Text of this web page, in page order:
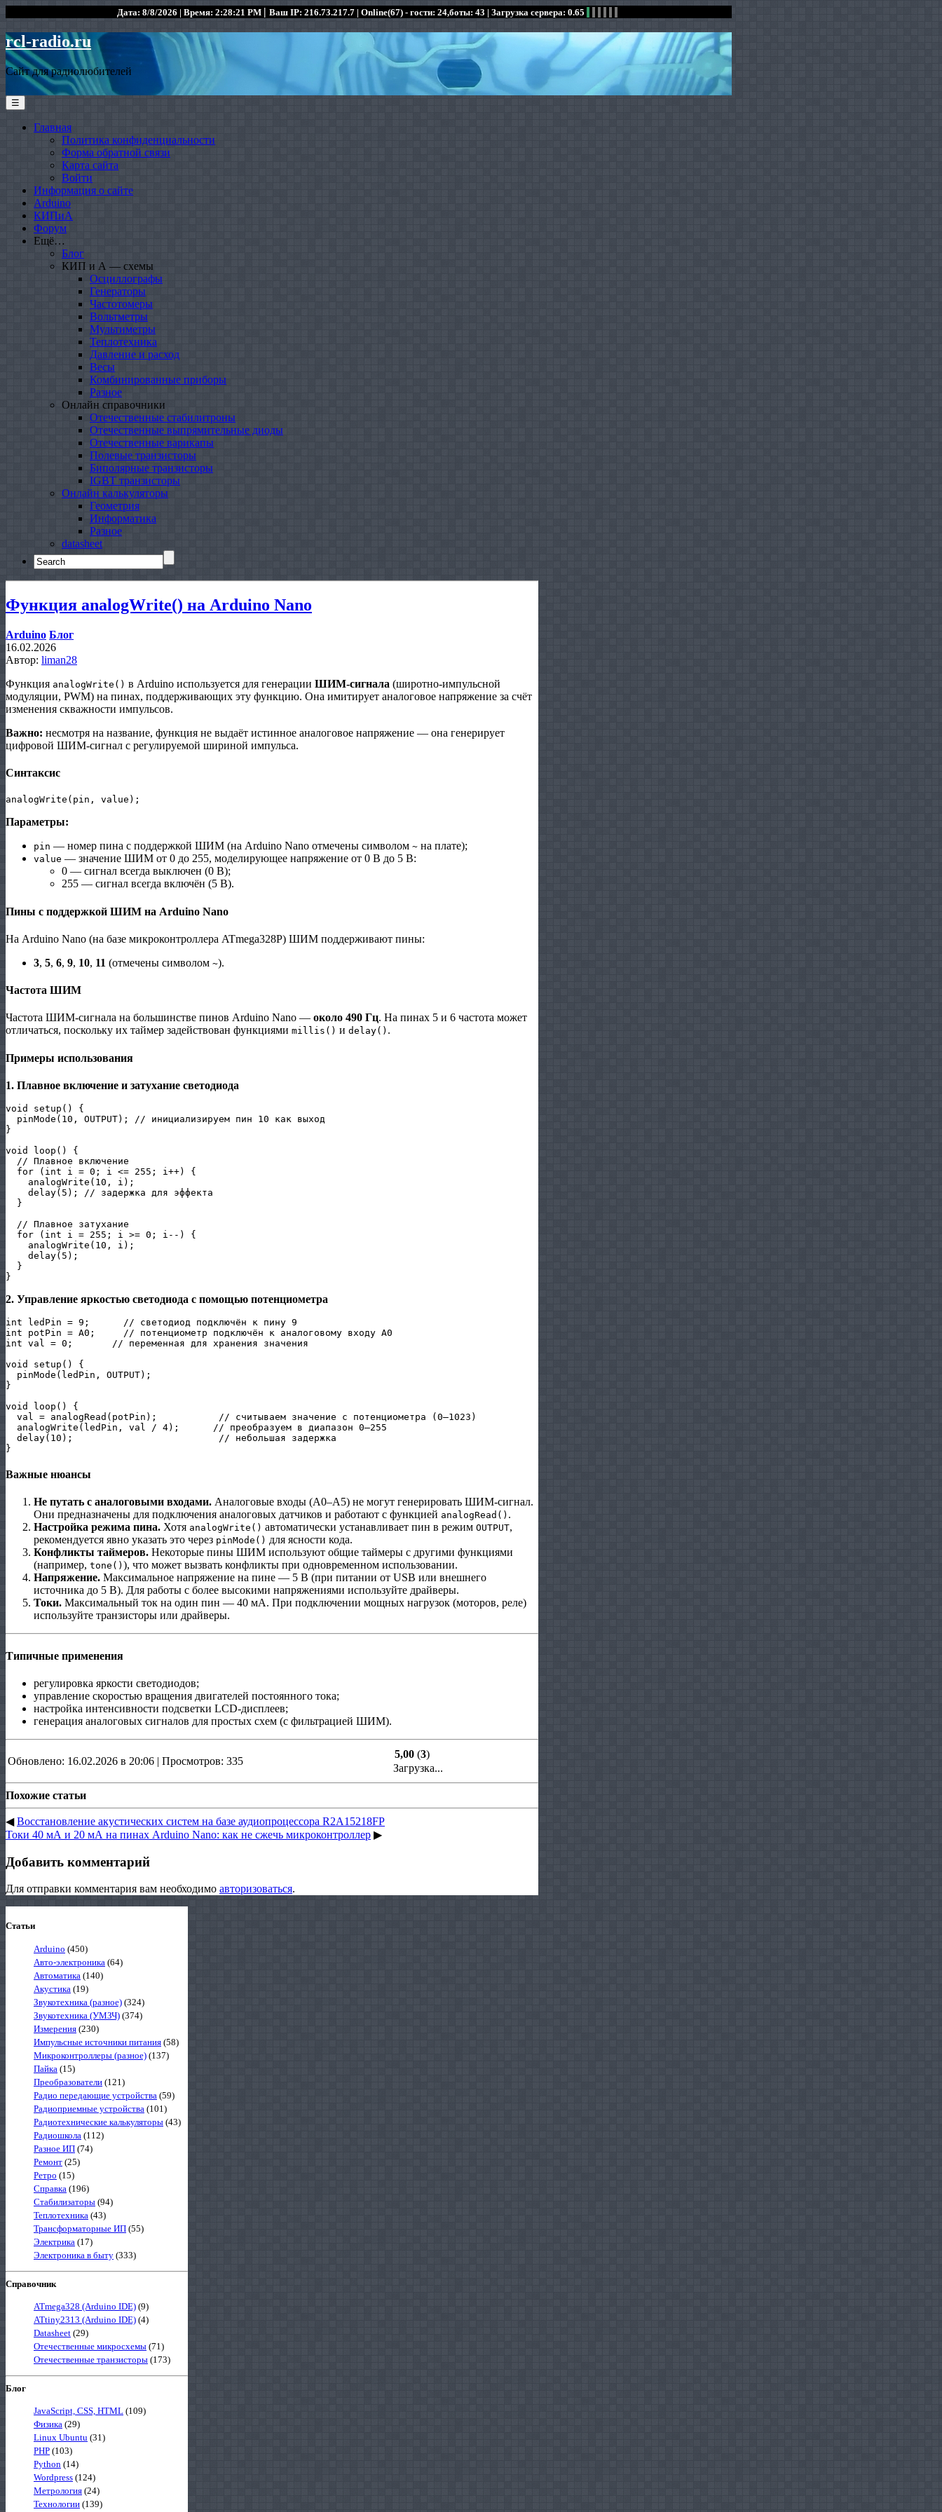
Дата: 8/8/2026 | Время: 2:28:21 PM | Ваш IP: 216.73.217.7 | Online(67) - гости: 24,боты: 43 | Загрузка сервера: 0.65
rcl-radio.ru
Сайт для радиолюбителей
☰
Главная
Политика конфиденциальности
Форма обратной связи
Карта сайта
Войти
Информация о сайте
Arduino
КИПиА
Форум
Ещё…
Блог
КИП и А — схемы
Осциллографы
Генераторы
Частотомеры
Вольтметры
Мультиметры
Теплотехника
Давление и расход
Весы
Комбинированные приборы
Разное
Онлайн справочники
Отечественные стабилитроны
Отечественные выпрямительные диоды
Отечественные варикапы
Полевые транзисторы
Биполярные транзисторы
IGBT транзисторы
Онлайн калькуляторы
Геометрия
Информатика
Разное
datasheet
Search
for:
Функция analogWrite() на Arduino Nano
Arduino Блог
16.02.2026
Автор: liman28
Функция analogWrite() в Arduino используется для генерации ШИМ‑сигнала (широтно‑импульсной
модуляции, PWM) на пинах, поддерживающих эту функцию. Она имитирует аналоговое напряжение за счёт
изменения скважности импульсов.
Важно: несмотря на название, функция не выдаёт истинное аналоговое напряжение — она генерирует
цифровой ШИМ‑сигнал с регулируемой шириной импульса.
Синтаксис
Параметры:
pin — номер пина с поддержкой ШИМ (на Arduino Nano отмечены символом ~ на плате);
value — значение ШИМ от 0 до 255, моделирующее напряжение от 0 В до 5 В:
0 — сигнал всегда выключен (0 В);
255 — сигнал всегда включён (5 В).
Пины с поддержкой ШИМ на Arduino Nano
На Arduino Nano (на базе микроконтроллера ATmega328P) ШИМ поддерживают пины:
3, 5, 6, 9, 10, 11 (отмечены символом ~).
Частота ШИМ
Частота ШИМ‑сигнала на большинстве пинов Arduino Nano — около 490 Гц. На пинах 5 и 6 частота может
отличаться, поскольку их таймер задействован функциями millis() и delay() .
Примеры использования
1. Плавное включение и затухание светодиода
void setup() {
  pinMode(10, OUTPUT); // инициализируем пин 10 как выход
}
void loop() {
  // Плавное включение
  for (int i = 0; i <= 255; i++) {
    analogWrite(10, i);
    delay(5); // задержка для эффекта
  }
  // Плавное затухание
  for (int i = 255; i >= 0; i--) {
    analogWrite(10, i);
    delay(5);
  }
2. Управление яркостью светодиода с помощью потенциометра
int ledPin = 9;      // светодиод подключён к пину 9
int potPin = A0;     // потенциометр подключён к аналоговому входу A0
int val = 0;       // переменная для хранения значения
void setup() {
  pinMode(ledPin, OUTPUT);
}
void loop() {
  val = analogRead(potPin);           // считываем значение с потенциометра (0–1023)
  analogWrite(ledPin, val / 4);      // преобразуем в диапазон 0–255
  delay(10);                          // небольшая задержка
Важные нюансы
Не путать с аналоговыми входами. Аналоговые входы (A0–A5) не могут генерировать ШИМ‑сигнал.
Они предназначены для подключения аналоговых датчиков и работают с функцией analogRead() .
Настройка режима пина. Хотя analogWrite() автоматически устанавливает пин в режим OUTPUT,
рекомендуется явно указать это через pinMode() для ясности кода.
Конфликты таймеров. Некоторые пины ШИМ используют общие таймеры с другими функциями
(например, tone() ), что может вызвать конфликты при одновременном использовании.
Напряжение. Максимальное напряжение на пине — 5 В (при питании от USB или внешнего
источника до 5 В). Для работы с более высокими напряжениями используйте драйверы.
Токи. Максимальный ток на один пин — 40 мА. При подключении мощных нагрузок (моторов, реле)
используйте транзисторы или драйверы.
Типичные применения
регулировка яркости светодиодов;
управление скоростью вращения двигателей постоянного тока;
настройка интенсивности подсветки LCD‑дисплеев;
генерация аналоговых сигналов для простых схем (с фильтрацией ШИМ).
Обновлено: 16.02.2026 в 20:06 | Просмотров: 335
5,00 (3)
Загрузка...
Похожие статьи
◀Восстановление акустических систем на базе аудиопроцессора R2A15218FP
Токи 40 мА и 20 мА на пинах Arduino Nano: как не сжечь микроконтроллер ▶
Добавить комментарий
Для отправки комментария вам необходимо авторизоваться.
Статьи
Arduino (450)
Авто-электроника (64)
Автоматика (140)
Акустика (19)
Звукотехника (разное) (324)
Звукотехника (УМЗЧ) (374)
Измерения (230)
Импульсные источники питания (58)
Микроконтроллеры (разное) (137)
Пайка (15)
Преобразователи (121)
Радио передающие устройства (59)
Радиоприемные устройства (101)
Радиотехнические калькуляторы (43)
Радиошкола (112)
Разное ИП (74)
Ремонт (25)
Ретро (15)
Справка (196)
Стабилизаторы (94)
Теплотехника (43)
Трансформаторные ИП (55)
Электрика (17)
Электроника в быту (333)
Справочник
ATmega328 (Arduino IDE) (9)
ATtiny2313 (Arduino IDE) (4)
Datasheet (29)
Отечественные микросхемы (71)
Отечественные транзисторы (173)
Блог
JavaScript, CSS, HTML (109)
Физика (29)
Linux Ubuntu (31)
PHP (103)
Python (14)
Wordpress (124)
Метрология (24)
Технологии (139)